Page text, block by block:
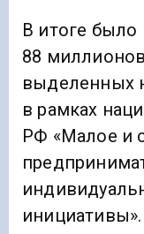
В итоге
88
выделенных
в рамках
РФ «Малое и
инициативы».